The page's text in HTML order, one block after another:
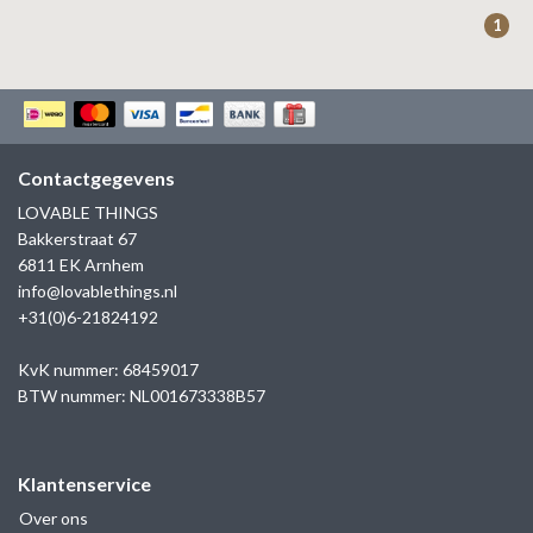
KAPTEN & SON
1
Contactgegevens
LOVABLE THINGS
Bakkerstraat 67
6811 EK Arnhem
info@lovablethings.nl
+31(0)6-21824192
KvK nummer: 68459017
BTW nummer: NL001673338B57
Klantenservice
Over ons